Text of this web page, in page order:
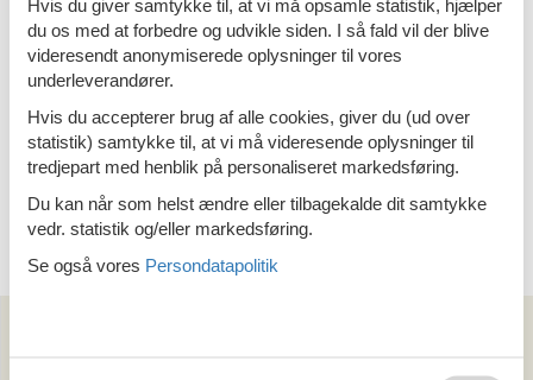
Sipoo
Emne nr.: 319-FI4270.607.1
6 personer
Sommerhus - 10 personer - 01120 -
Sipoo
Emne nr.: 319-FI4270.609.1
10 personer
Hvis du giver samtykke til, at vi må opsamle statistik, hjælper
du os med at forbedre og udvikle siden. I så fald vil der blive
videresendt anonymiserede oplysninger til vores
underleverandører.
Hvis du accepterer brug af alle cookies, giver du (ud over
statistik) samtykke til, at vi må videresende oplysninger til
tredjepart med henblik på personaliseret markedsføring.
Du kan når som helst ændre eller tilbagekalde dit samtykke
vedr. statistik og/eller markedsføring.
Se også vores Persondatapolitik